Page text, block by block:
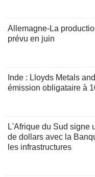
Allemagne-La
prévu en juin
Inde : Lloyds Metals
émission obligataire à
L'Afrique du Sud signe
de dollars avec la
les infrastructures